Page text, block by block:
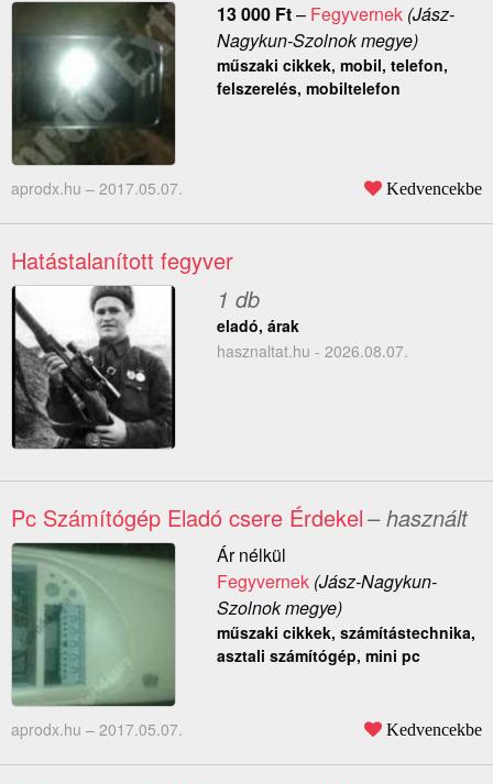
13 000 Ft– Fegyvernek(Jász-
Nagykun-Szolnok megye)
műszaki cikkek, mobil, telefon,
felszerelés, mobiltelefon
aprodx.hu – 2017.05.07. Kedvencekbe
Hatástalanított fegyver
1 db
eladó, árak
hasznaltat.hu - 2026.08.07.
Pc Számítógép Eladó csere Érdekel– használt
Ár nélkül
Fegyvernek(Jász-Nagykun-
Szolnok megye)
műszaki cikkek, számítástechnika,
asztali számítógép, mini pc
aprodx.hu – 2017.05.07. Kedvencekbe